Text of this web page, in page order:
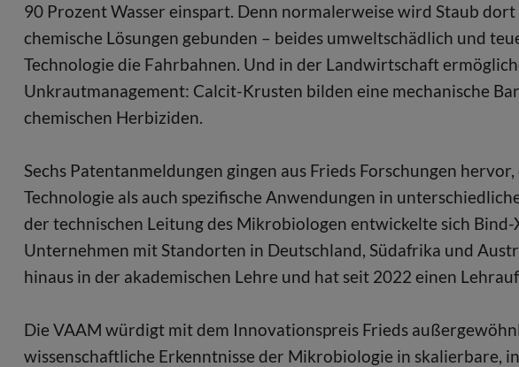
90 Prozent Wasser einspart. Denn normalerweise wird Staub
chemische Lösungen gebunden – beides umweltschädlich und
Technologie die Fahrbahnen. Und in der Landwirtschaft
Unkrautmanagement: Calcit-Krusten bilden eine mechanische
chemischen Herbiziden.
Sechs Patentanmeldungen gingen aus Frieds Forschungen
Technologie als auch spezifische Anwendungen in
der technischen Leitung des Mikrobiologen entwickelte sich
Unternehmen mit Standorten in Deutschland, Südafrika und
hinaus in der akademischen Lehre und hat seit 2022 einen
Die VAAM würdigt mit dem Innovationspreis Frieds
wissenschaftliche Erkenntnisse der Mikrobiologie in skalierbare,